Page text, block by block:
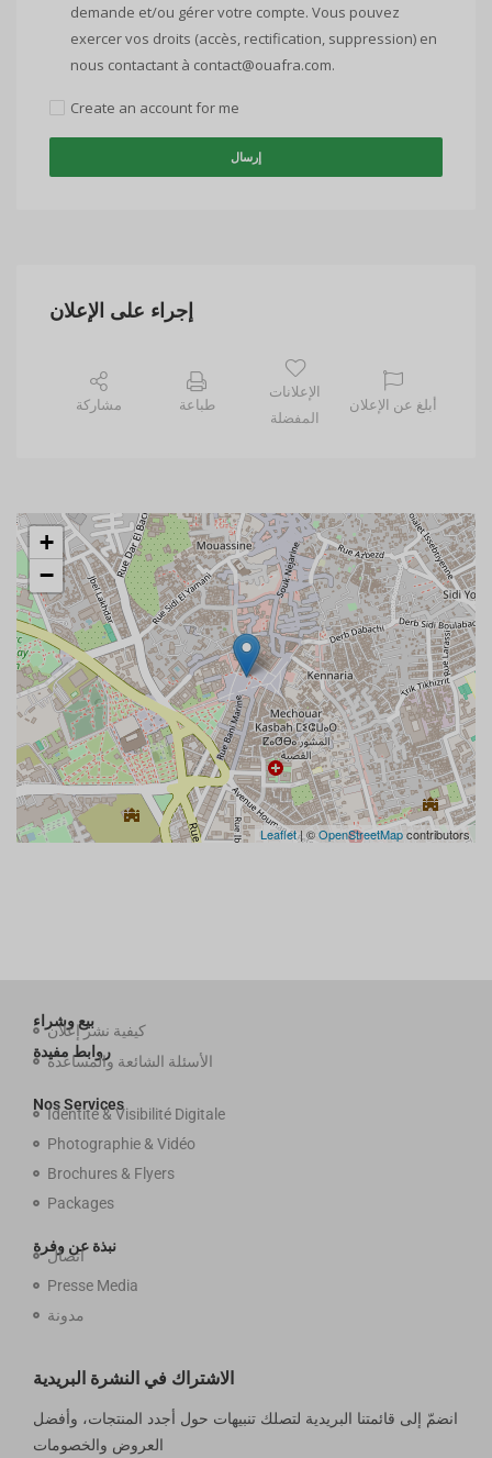
demande et/ou gérer votre compte. Vous pouvez
exercer vos droits (accès, rectification, suppression) en
nous contactant à contact@ouafra.com.
Create an account for me
إرسال
إجراء على الإعلان
مشاركة طباعة
الإعلانات
المفضلة
أبلغ عن الإعلان
+
−
Leaflet| ©OpenStreetMapcontributors
بيع وشراء
كيفية نشر إعلان
روابط مفيدة
الأسئلة الشائعة والمساعدة
Nos Services
Identité & Visibilité Digitale
Photographie & Vidéo
Brochures & Flyers
Packages
نبذة عن وفرة
اتصال
Presse Media
مدونة
الاشتراك في النشرة البريدية
انضمّ إلى قائمتنا البريدية لتصلك تنبيهات حول أجدد المنتجات، وأفضل
العروض والخصومات